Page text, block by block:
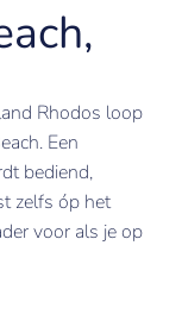
Rhodos loop
Een
bediend,
zelfs óp het
voor als je op